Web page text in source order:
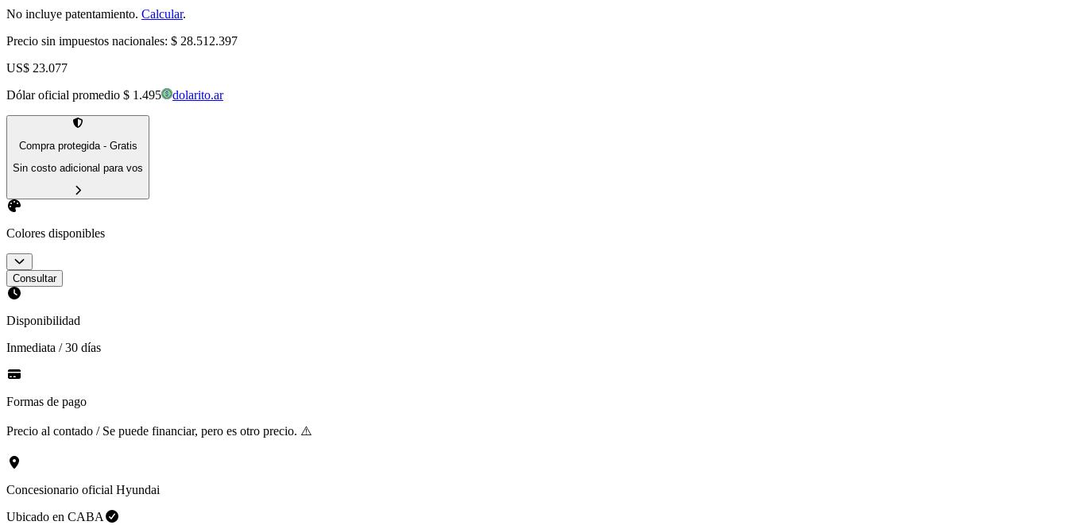
No incluye patentamiento. Calcular.
Precio sin impuestos nacionales: $ 28.512.397
US$ 23.077
Dólar oficial promedio $ 1.495 dolarito.ar
Compra protegida - Gratis
Sin costo adicional para vos
Colores disponibles
Consultar
Disponibilidad
Inmediata / 30 días
Formas de pago
Precio al contado / Se puede financiar, pero es otro precio. ⚠️
Concesionario oficial Hyundai
Ubicado en CABA